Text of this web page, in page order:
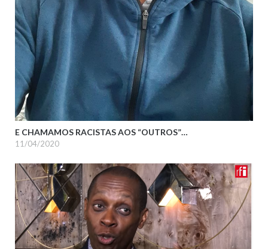
E CHAMAMOS RACISTAS AOS “OUTROS”…
11/04/2020